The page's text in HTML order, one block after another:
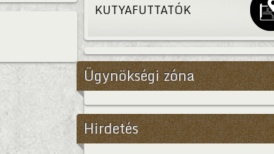
KUTYAFUTTATÓK
Ügynökségi zóna
Hirdetés